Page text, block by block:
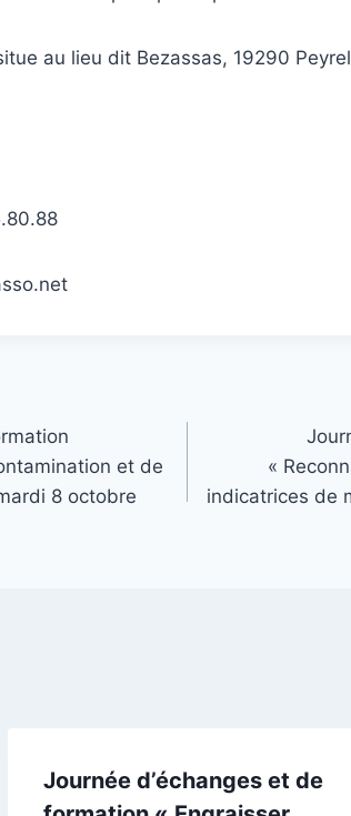
au lieu dit Bezassas, 19290
et de
8 octobre
«
indicatrices de
Journée d’échanges et de